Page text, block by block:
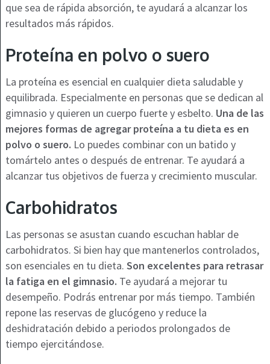
que sea de rápida absorción, te ayudará a alcanzar los
resultados más rápidos.
Proteína en polvo o suero
La proteína es esencial en cualquier dieta saludable y
equilibrada. Especialmente en personas que se dedican al
gimnasio y quieren un cuerpo fuerte y esbelto. Una de las
mejores formas de agregar proteína a tu dieta es en
polvo o suero. Lo puedes combinar con un batido y
tomártelo antes o después de entrenar. Te ayudará a
alcanzar tus objetivos de fuerza y crecimiento muscular.
Carbohidratos
Las personas se asustan cuando escuchan hablar de
carbohidratos. Si bien hay que mantenerlos controlados,
son esenciales en tu dieta. Son excelentes para retrasar
la fatiga en el gimnasio. Te ayudará a mejorar tu
desempeño. Podrás entrenar por más tiempo. También
repone las reservas de glucógeno y reduce la
deshidratación debido a periodos prolongados de
tiempo ejercitándose.